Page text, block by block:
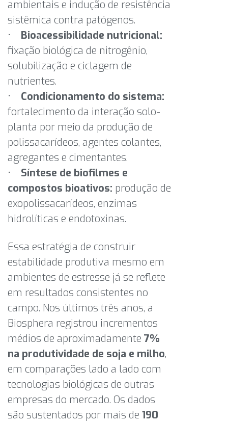
ambientais e indução de resistência
sistêmica contra patógenos.
• Bioacessibilidade nutricional:
fixação biológica de nitrogênio,
solubilização e ciclagem de
nutrientes.
• Condicionamento do sistema:
fortalecimento da interação solo-
planta por meio da produção de
polissacarídeos, agentes colantes,
agregantes e cimentantes.
• Síntese de biofilmes e
compostos bioativos: produção de
exopolissacarídeos, enzimas
hidrolíticas e endotoxinas.
Essa estratégia de construir
estabilidade produtiva mesmo em
ambientes de estresse já se reflete
em resultados consistentes no
campo. Nos últimos três anos, a
Biosphera registrou incrementos
médios de aproximadamente 7%
na produtividade de soja e milho,
em comparações lado a lado com
tecnologias biológicas de outras
empresas do mercado. Os dados
são sustentados por mais de 190